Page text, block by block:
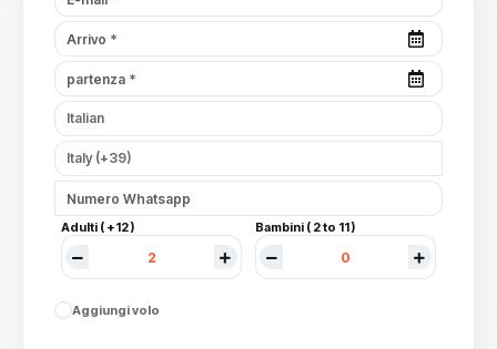
Adulti ( +12 ) Bambini ( 2 to 11 )
Aggiungi volo